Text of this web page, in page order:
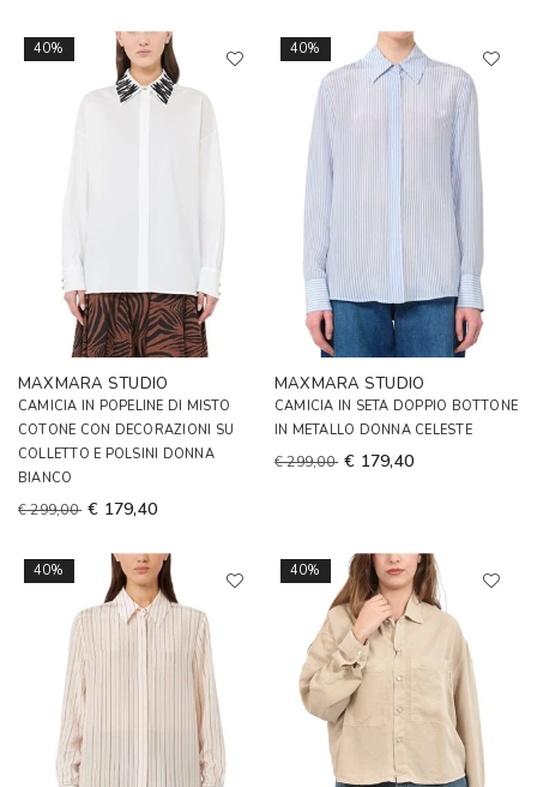
40%
MAXMARA STUDIO
CAMICIA IN POPELINE DI MISTO
COTONE CON DECORAZIONI SU
COLLETTO E POLSINI DONNA
BIANCO
€ 299,00 € 179,40
40%
MAXMARA STUDIO
CAMICIA IN SETA DOPPIO BOTTONE
IN METALLO DONNA CELESTE
€ 299,00 € 179,40
40% 40%